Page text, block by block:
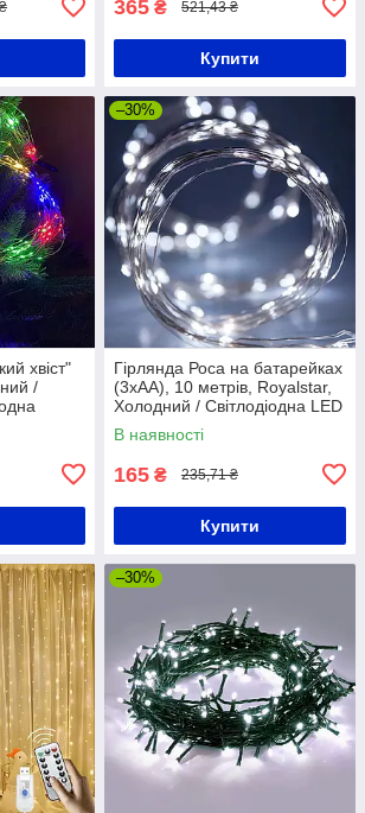
365 ₴ 521,43 ₴
Купити
хвіст"
/
–30%
Гірлянда Роса на батарейках
(3хАА), 10 метрів, Royalstar,
Холодний / Світлодіодна LED
гірлянда новорічна
В наявності
165 ₴ 235,71 ₴
Купити
–30%